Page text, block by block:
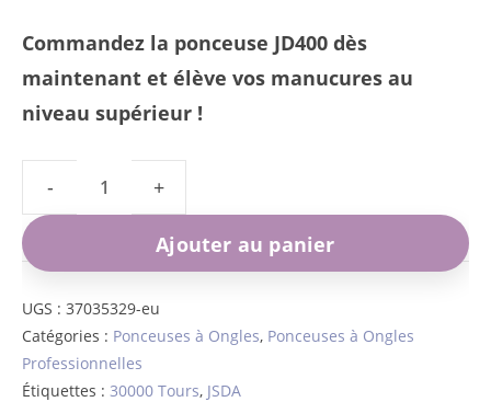
Commandez la ponceuse JD400 dès
maintenant et élève vos manucures au
niveau supérieur !
de
Ponceuse
Ongles
Ajouter au panier
UGS : 37035329-eu
Catégories : Ponceuses à Ongles, Ponceuses à Ongles
Professionnelles
Étiquettes : 30000 Tours, JSDA